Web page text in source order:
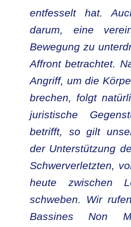
entfesselt hat.
darum, eine
Bewegung zu
Affront betrachtet.
Angriff, um die
brechen, folgt
juristische
betrifft, so gilt
der Unterstützung
Schwerverletzten,
heute zwischen
schweben. Wir
Bassines Non